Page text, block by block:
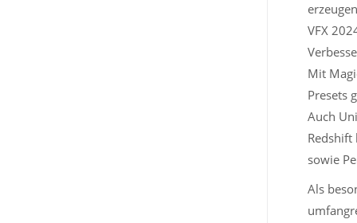
VFX
Mit
Presets
Auch
sowie
Als